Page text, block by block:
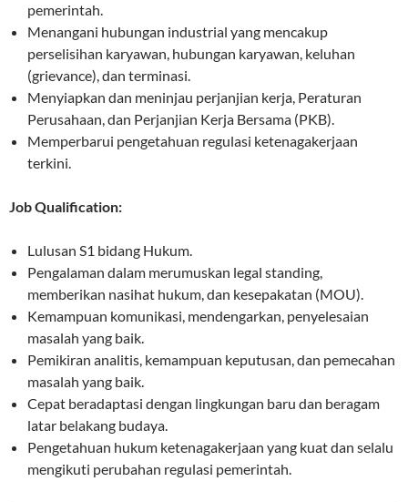
pemerintah.
Menangani hubungan industrial yang mencakup
perselisihan karyawan, hubungan karyawan, keluhan
(grievance), dan terminasi.
Menyiapkan dan meninjau perjanjian kerja, Peraturan
Perusahaan, dan Perjanjian Kerja Bersama (PKB).
Memperbarui pengetahuan regulasi ketenagakerjaan
terkini.
Job Qualification:
Lulusan S1 bidang Hukum.
Pengalaman dalam merumuskan legal standing,
memberikan nasihat hukum, dan kesepakatan (MOU).
Kemampuan komunikasi, mendengarkan, penyelesaian
masalah yang baik.
Pemikiran analitis, kemampuan keputusan, dan pemecahan
masalah yang baik.
Cepat beradaptasi dengan lingkungan baru dan beragam
latar belakang budaya.
Pengetahuan hukum ketenagakerjaan yang kuat dan selalu
mengikuti perubahan regulasi pemerintah.